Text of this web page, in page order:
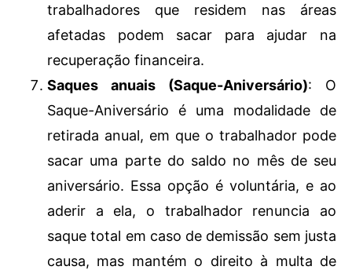
trabalhadores que residem nas áreas
afetadas podem sacar para ajudar na
recuperação financeira.
Saques anuais (Saque-Aniversário): O
Saque-Aniversário é uma modalidade de
retirada anual, em que o trabalhador pode
sacar uma parte do saldo no mês de seu
aniversário. Essa opção é voluntária, e ao
aderir a ela, o trabalhador renuncia ao
saque total em caso de demissão sem justa
causa, mas mantém o direito à multa de